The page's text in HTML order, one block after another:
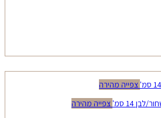
צפייה מהירה
צפייה מהירה